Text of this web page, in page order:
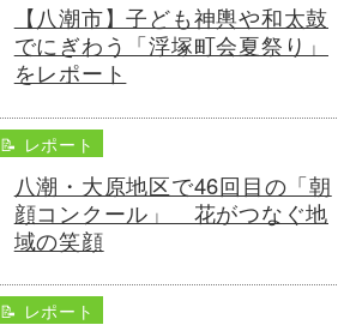
【八潮市】子ども神輿や和太鼓
でにぎわう「浮塚町会夏祭り」
をレポート
📝 レポート
八潮・大原地区で46回目の「朝
顔コンクール」 花がつなぐ地
域の笑顔
📝 レポート